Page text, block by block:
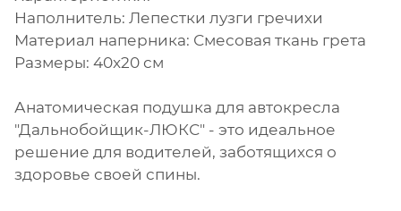
Наполнитель: Лепестки лузги гречихи
Материал наперника: Смесовая ткань грета
Размеры: 40x20 см
Анатомическая подушка для автокресла
"Дальнобойщик-ЛЮКС" - это идеальное
решение для водителей, заботящихся о
здоровье своей спины.